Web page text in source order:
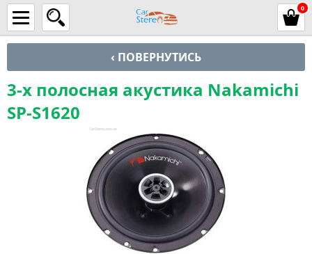
0
‹ ПОВЕРНУТИСЬ
3-х полосная акустика Nakamichi
SP-S1620